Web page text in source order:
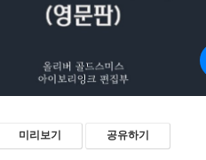
미리보기 공유하기